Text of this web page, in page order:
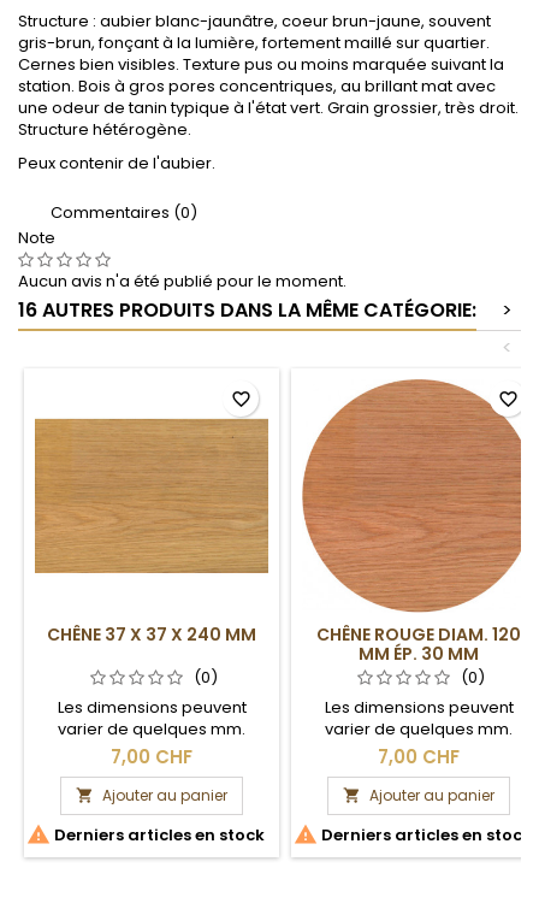
Structure : aubier blanc-jaunâtre, coeur brun-jaune, souvent
gris-brun, fonçant à la lumière, fortement maillé sur quartier.
Cernes bien visibles. Texture pus ou moins marquée suivant la
station. Bois à gros pores concentriques, au brillant mat avec
une odeur de tanin typique à l'état vert. Grain grossier, très droit.
Structure hétérogène.
Peux contenir de l'aubier.
Commentaires (0)
Note
Aucun avis n'a été publié pour le moment.
16 AUTRES PRODUITS DANS LA MÊME CATÉGORIE:
>
<
CHÊNE 37 X 37 X 240 MM
(0)
Les dimensions peuvent
varier de quelques mm.
Section brute.
7,00 CHF
 Ajouter au panier
 Derniers articles en stock
favorite_border
CHÊNE ROUGE DIAM. 120
MM ÉP. 30 MM
(0)
Les dimensions peuvent
varier de quelques mm.
Section brute.
7,00 CHF
 Ajouter au panier
 Derniers articles en stock
favorite_border